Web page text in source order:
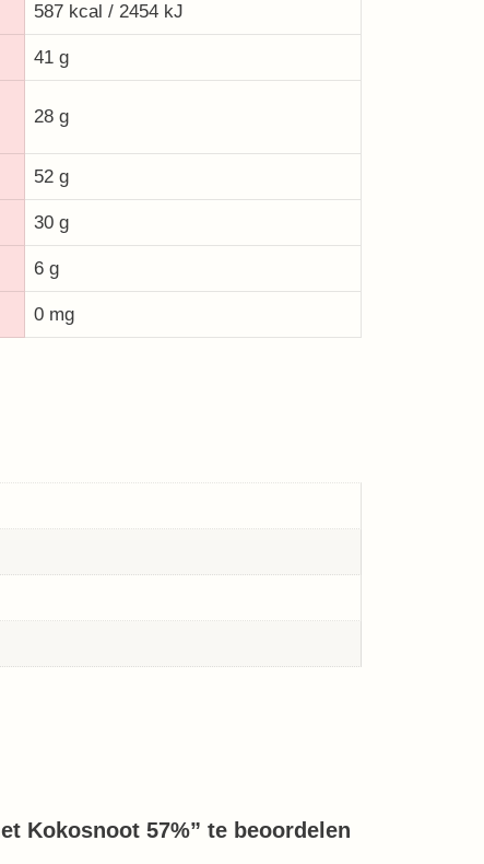
587 kcal / 2454 kJ
41 g
28 g
52 g
30 g
6 g
0 mg
Kokosnoot 57%” te beoordelen